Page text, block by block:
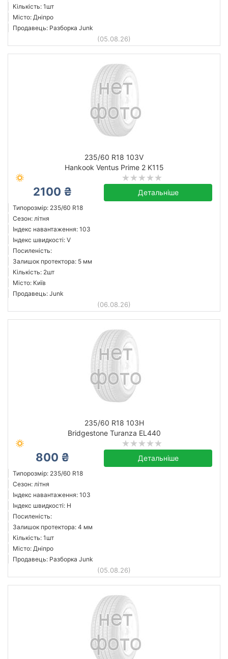
Кількість: 1шт
Місто: Дніпро
Продавець: Разборка Junk
(05.08.26)
235/60 R18 103V
Hankook Ventus Prime 2 K115
2100 ₴ Детальніше
Типорозмір: 235/60 R18
Сезон: літня
Індекс навантаження: 103
Індекс швидкості: V
Посиленість:
Залишок протектора: 5 мм
Кількість: 2шт
Місто: Київ
Продавець: Junk
(06.08.26)
235/60 R18 103H
Bridgestone Turanza EL440
800 ₴ Детальніше
Типорозмір: 235/60 R18
Сезон: літня
Індекс навантаження: 103
Індекс швидкості: H
Посиленість:
Залишок протектора: 4 мм
Кількість: 1шт
Місто: Дніпро
Продавець: Разборка Junk
(05.08.26)